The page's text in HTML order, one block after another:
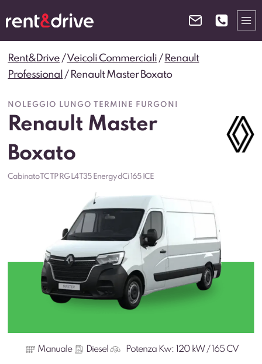
al
contenuto
Rent&Drive /Veicoli Commerciali / Renault
Professional / Renault Master Boxato
NOLEGGIO LUNGO TERMINE FURGONI
Renault Master
Boxato
Cabinato TC TP RG L4 T35 Energy dCi 165 ICE
Manuale Diesel Potenza Kw: 120 kW / 165 CV